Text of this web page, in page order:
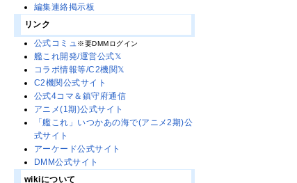
編集連絡掲示板
リンク
公式コミュ※要DMMログイン
艦これ開発/運営公式𝕏
コラボ情報等/C2機関𝕏
C2機関公式サイト
公式4コマ＆鎮守府通信
アニメ(1期)公式サイト
「艦これ」いつかあの海で(アニメ2期)公
式サイト
アーケード公式サイト
DMM公式サイト
wikiについて